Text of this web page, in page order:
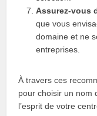
Assurez-vous
que vous
domaine et ne
entreprises.
À travers ces
pour choisir un nom
l’esprit de votre